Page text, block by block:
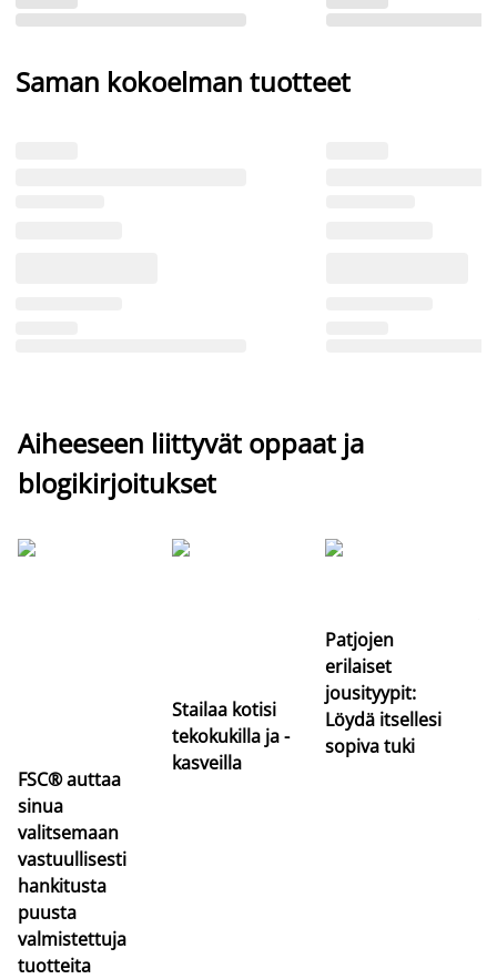
Saman kokoelman tuotteet
Aiheeseen liittyvät oppaat ja
blogikirjoitukset
FSC® auttaa
sinua
valitsemaan
vastuullisesti
hankitusta
puusta
valmistettuja
tuotteita
Stailaa kotisi
tekokukilla ja -
kasveilla
Patjojen
erilaiset
jousityypit:
Löydä itsellesi
sopiva tuki